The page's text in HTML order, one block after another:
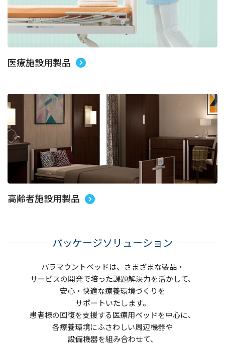
医療施設用製品
高齢者施設用製品
パッケージソリューション
パラマウントベッドは、さまざまな製品・
サービスの開発で培った課題解決力を活かして、
安心・快適な療養環境づくりを
サポートいたします。
患者様の回復を支援する医療用ベッドを中心に、
各療養環境にふさわしい周辺機器や
設備機器を組み合わせて、